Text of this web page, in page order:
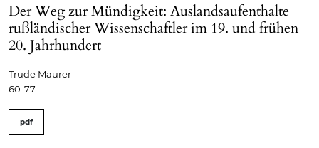
Der Weg zur Mündigkeit: Auslandsaufenthalte
rußländischer Wissenschaftler im 19. und frühen
20. Jahrhundert
Trude Maurer
60-77
pdf